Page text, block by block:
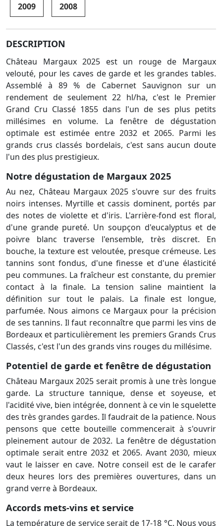
2009 2008
DESCRIPTION
Château Margaux 2025 est un rouge de Margaux
velouté, pour les caves de garde et les grandes tables.
Assemblé à 89 % de Cabernet Sauvignon sur un
rendement de seulement 22 hl/ha, c'est le Premier
Grand Cru Classé 1855 dans l'un de ses plus petits
millésimes en volume. La fenêtre de dégustation
optimale est estimée entre 2032 et 2065. Parmi les
grands crus classés bordelais, c'est sans aucun doute
l'un des plus prestigieux.
Notre dégustation de Margaux 2025
Au nez, Château Margaux 2025 s'ouvre sur des fruits
noirs intenses. Myrtille et cassis dominent, portés par
des notes de violette et d'iris. L'arrière-fond est floral,
d'une grande pureté. Un soupçon d'eucalyptus et de
poivre blanc traverse l'ensemble, très discret. En
bouche, la texture est veloutée, presque crémeuse. Les
tannins sont fondus, d'une finesse et d'une élasticité
peu communes. La fraîcheur est constante, du premier
contact à la finale. La tension saline maintient la
définition sur tout le palais. La finale est longue,
parfumée. Nous aimons ce Margaux pour la précision
de ses tannins. Il faut reconnaître que parmi les vins de
Bordeaux et particulièrement les premiers Grands Crus
Classés, c'est l'un des grands vins rouges du millésime.
Potentiel de garde et fenêtre de dégustation
Château Margaux 2025 serait promis à une très longue
garde. La structure tannique, dense et soyeuse, et
l'acidité vive, bien intégrée, donnent à ce vin le squelette
des très grandes gardes. Il faudrait de la patience. Nous
pensons que cette bouteille commencerait à s'ouvrir
pleinement autour de 2032. La fenêtre de dégustation
optimale serait entre 2032 et 2065. Avant 2030, mieux
vaut le laisser en cave. Notre conseil est de le carafer
deux heures lors des premières ouvertures, dans un
grand verre à Bordeaux.
Accords mets-vins et service
La température de service serait de 17-18 °C. Nous vous